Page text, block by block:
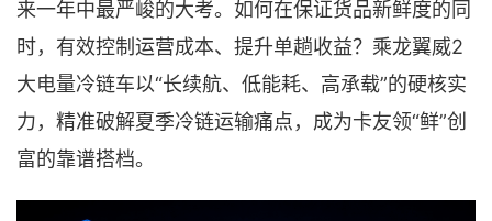
来一年中最严峻的大考。如何在保证货品新鲜度的同
时，有效控制运营成本、提升单趟收益？乘龙翼威2
大电量冷链车以“长续航、低能耗、高承载”的硬核实
力，精准破解夏季冷链运输痛点，成为卡友领“鲜”创
富的靠谱搭档。